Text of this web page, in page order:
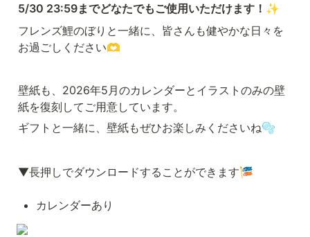
5/30 23:59までどなたでもご使用いただけます！ ✨
フレンズ鯉のぼりと一緒に、皆さんも健やかな日々を
お過ごしください🫶
壁紙も、2026年5月のカレンダーとイラストのみの壁
紙を復刻してご用意しています。
ギフトと一緒に、壁紙もぜひお楽しみくださいね🫧
▼長押しでダウンロードすることができます🎏
カレンダーあり